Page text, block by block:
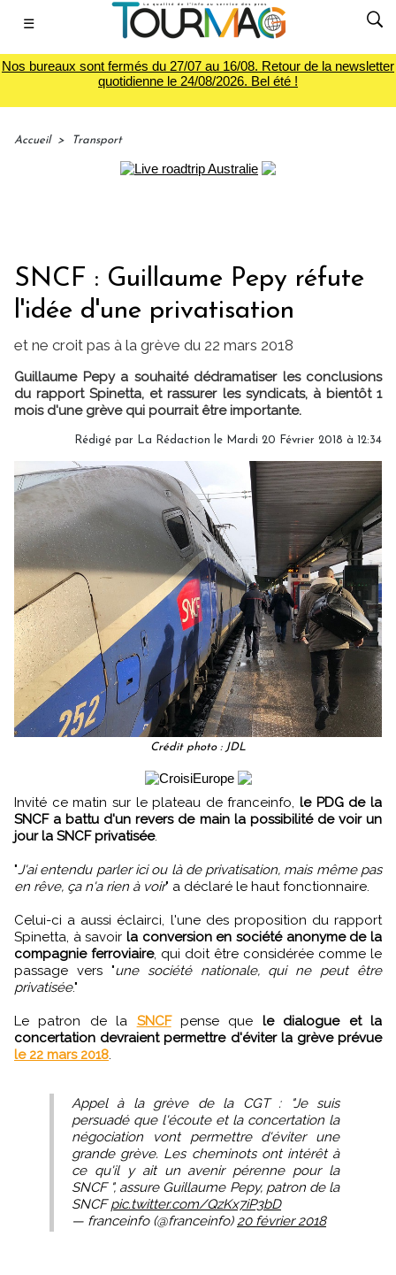
☰
Nos bureaux sont fermés du 27/07 au 16/08. Retour de la newsletter
quotidienne le 24/08/2026. Bel été !
Accueil > Transport
SNCF : Guillaume Pepy réfute
l'idée d'une privatisation
et ne croit pas à la grève du 22 mars 2018
Guillaume Pepy a souhaité dédramatiser les conclusions
du rapport Spinetta, et rassurer les syndicats, à bientôt 1
mois d'une grève qui pourrait être importante.
Rédigé par La Rédaction le Mardi 20 Février 2018 à 12:34
Crédit photo : JDL
Invité ce matin sur le plateau de franceinfo, le PDG de la
SNCF a battu d'un revers de main la possibilité de voir un
jour la SNCF privatisée.
"J'ai entendu parler ici ou là de privatisation, mais même pas
en rêve, ça n'a rien à voir" a déclaré le haut fonctionnaire.
Celui-ci a aussi éclairci, l'une des proposition du rapport
Spinetta, à savoir la conversion en société anonyme de la
compagnie ferroviaire, qui doit être considérée comme le
passage vers "une société nationale, qui ne peut être
privatisée."
Le patron de la SNCFpense que le dialogue et la
concertation devraient permettre d'éviter la grève prévue
le 22 mars 2018.
Appel à la grève de la CGT : "Je suis
persuadé que l'écoute et la concertation la
négociation vont permettre d'éviter une
grande grève. Les cheminots ont intérêt à
ce qu'il y ait un avenir pérenne pour la
SNCF ", assure Guillaume Pepy, patron de la
SNCFpic.twitter.com/QzKx7iP3bD
— franceinfo (@franceinfo)20 février 2018